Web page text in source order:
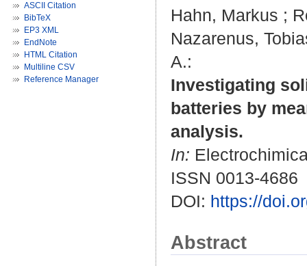
ASCII Citation
BibTeX
EP3 XML
EndNote
HTML Citation
Multiline CSV
Reference Manager
Hahn, Markus ;
Nazarenus,
A.:
Investigating
batteries by
analysis.
In:
ISSN 0013-4686
DOI: https://
Abstract